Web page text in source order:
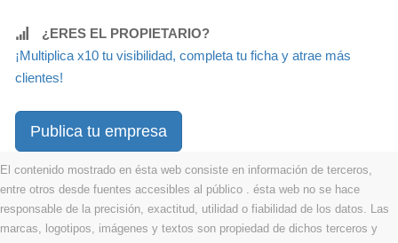
¿ERES EL PROPIETARIO?
¡Multiplica x10 tu visibilidad, completa tu ficha y atrae más
clientes!
Publica tu empresa
El contenido mostrado en ésta web consiste en información de terceros,
entre otros desde fuentes accesibles al público . ésta web no se hace
responsable de la precisión, exactitud, utilidad o fiabilidad de los datos. Las
marcas, logotipos, imágenes y textos son propiedad de dichos terceros y